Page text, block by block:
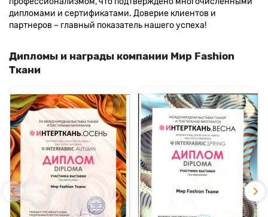
дипломами и сертификатами. Доверие клиентов и
партнеров – главный показатель нашего успеха!
Дипломы и награды компании Мир Fashion
Ткани